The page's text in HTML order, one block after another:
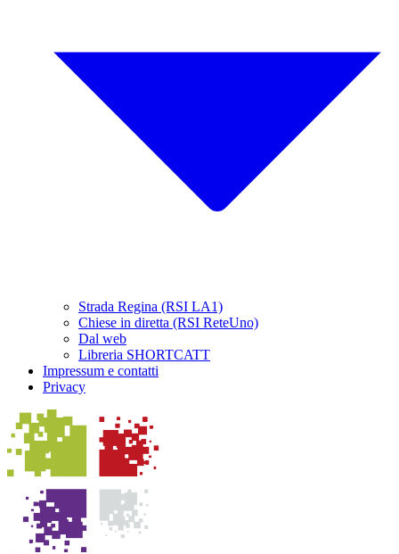
Strada Regina (RSI LA1)
Chiese in diretta (RSI ReteUno)
Dal web
Libreria SHORTCATT
Impressum e contatti
Privacy